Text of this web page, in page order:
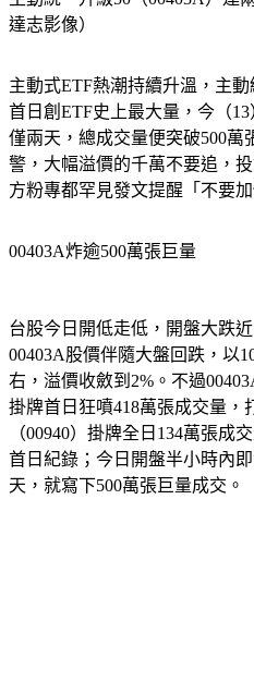
達志影像）
主動式ETF熱潮持續升溫，主
首日創ETF史上最大量，今（
僅兩天，總成交量便突破500萬
警，大幅溢價的千萬不要追，
方粉專都罕見發文提醒「不要
00403A炸逾500萬張巨量
台股今日開低走低，開盤大跌
00403A股價伴隨大盤回跌，以
右，溢價收斂到2%。不過
掛牌首日狂噴418萬張成交量，
（00940）掛牌全日134萬張成
首日紀錄；今日開盤半小時內
天，就寫下500萬張巨量成交。